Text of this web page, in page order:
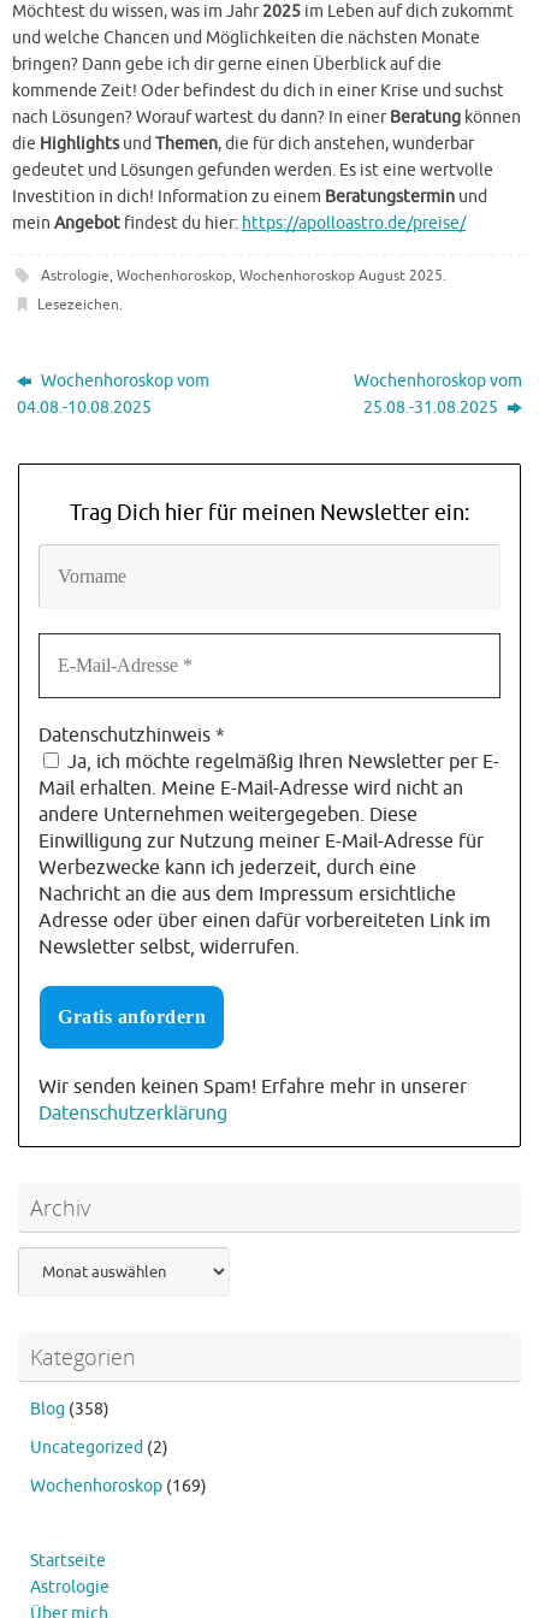
Möchtest du wissen, was im Jahr2025 im Leben auf dich zukommt
und welche Chancen und Möglichkeiten die nächsten Monate
bringen? Dann gebe ich dir gerne einen Überblick auf die
kommende Zeit! Oder befindest du dich in einer Krise und suchst
nach Lösungen? Worauf wartest du dann? In einerBeratung können
die Highlightsund Themen, die für dich anstehen, wunderbar
gedeutet und Lösungen gefunden werden. Es ist eine wertvolle
Investition in dich! Information zu einem Beratungstermin und
mein Angebot findest du hier: https://apolloastro.de/preise/
Astrologie, Wochenhoroskop, Wochenhoroskop August 2025.
Lesezeichen.
Wochenhoroskop vom
04.08.-10.08.2025
Wochenhoroskop vom
25.08.-31.08.2025
Trag Dich hier für meinen Newsletter ein:
Datenschutzhinweis *
Ja, ich möchte regelmäßig Ihren Newsletter per E-
Mail erhalten. Meine E-Mail-Adresse wird nicht an
andere Unternehmen weitergegeben. Diese
Einwilligung zur Nutzung meiner E-Mail-Adresse für
Werbezwecke kann ich jederzeit, durch eine
Nachricht an die aus dem Impressum ersichtliche
Adresse oder über einen dafür vorbereiteten Link im
Newsletter selbst, widerrufen.
Wir senden keinen Spam! Erfahre mehr in unserer
Datenschutzerklärung
Archiv
Kategorien
Blog (358)
Uncategorized (2)
Wochenhoroskop (169)
Startseite
Astrologie
Über mich